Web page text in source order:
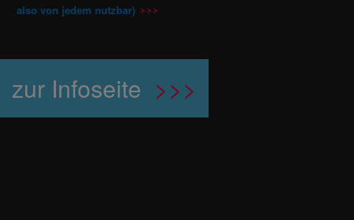
also von jedem nutzbar) >>>
zur Infoseite >>>